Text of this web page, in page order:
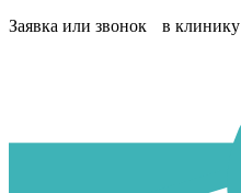
Заявка или звонок в клинику